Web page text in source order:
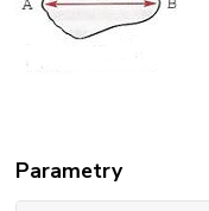
Parametry